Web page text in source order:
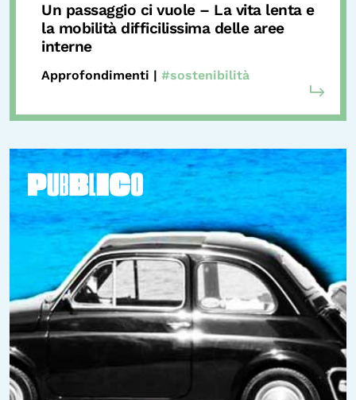
Un passaggio ci vuole – La vita lenta e
la mobilità difficilissima delle aree
interne
Approfondimenti | #sostenibilità